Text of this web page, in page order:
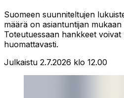
Suomeen suunniteltujen
määrä on asiantuntijan
Toteutuessaan hankkeet
huomattavasti.
Julkaistu 2.7.2026 klo 12.00